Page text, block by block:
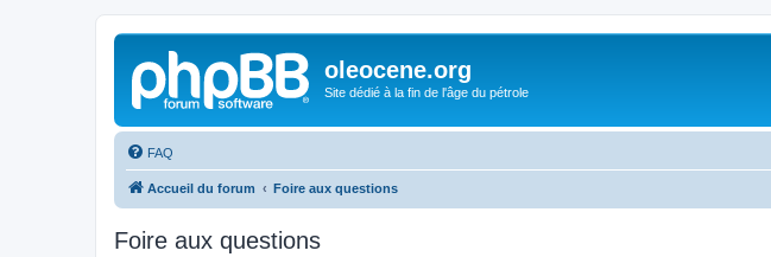
oleocene.org
Site dédié à la fin de l'âge du pétrole
FAQ
Accueil du forum Foire aux questions
Foire aux questions